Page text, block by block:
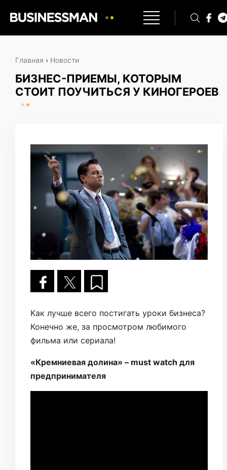
Главная › Новости
БИЗНЕС-ПРИЕМЫ, КОТОРЫМ
СТОИТ ПОУЧИТЬСЯ У КИНОГЕРОЕВ
Как лучше всего постигать уроки бизнеса?
Конечно же, за просмотром любимого
фильма или сериала!
«Кремниевая долина» – must watch для
предпринимателя